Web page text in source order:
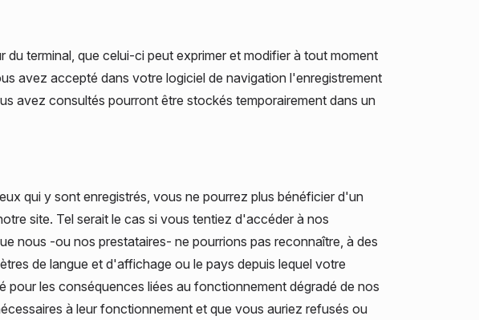
terminal, que celui-ci peut exprimer et modifier à tout moment
avez accepté dans votre logiciel de navigation l'enregistrement
avez consultés pourront être stockés temporairement dans un
qui y sont enregistrés, vous ne pourrez plus bénéficier d'un
site. Tel serait le cas si vous tentiez d'accéder à nos
nous -ou nos prestataires- ne pourrions pas reconnaître, à des
de langue et d'affichage ou le pays depuis lequel votre
les conséquences liées au fonctionnement dégradé de nos
à leur fonctionnement et que vous auriez refusés ou